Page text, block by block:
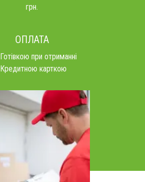
грн.
ОПЛАТА
Готівкою при отриманні
Кредитною карткою